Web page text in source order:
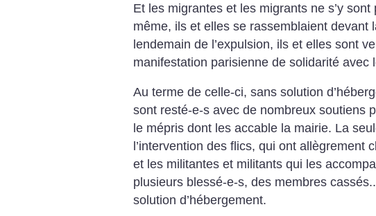
Et les migrantes et les migrants ne s’y
même, ils et elles se rassemblaient devant
lendemain de l’expulsion, ils et elles sont
manifestation parisienne de solidarité avec
Au terme de celle-ci, sans solution
sont resté-e-s avec de nombreux soutiens
le mépris dont les accable la mairie. La
l’intervention des flics, qui ont allègrement
et les militantes et militants qui les
plusieurs blessé-e-s, des membres
solution d’hébergement.